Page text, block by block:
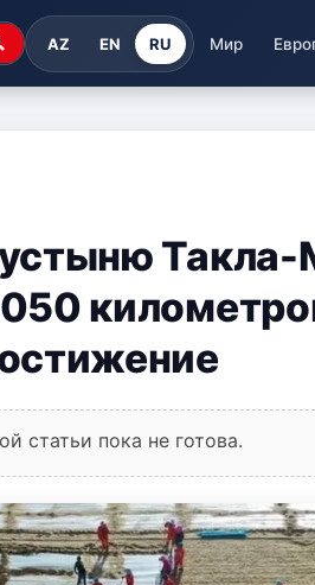
AZ EN RU Мир
статьи пока не готова.